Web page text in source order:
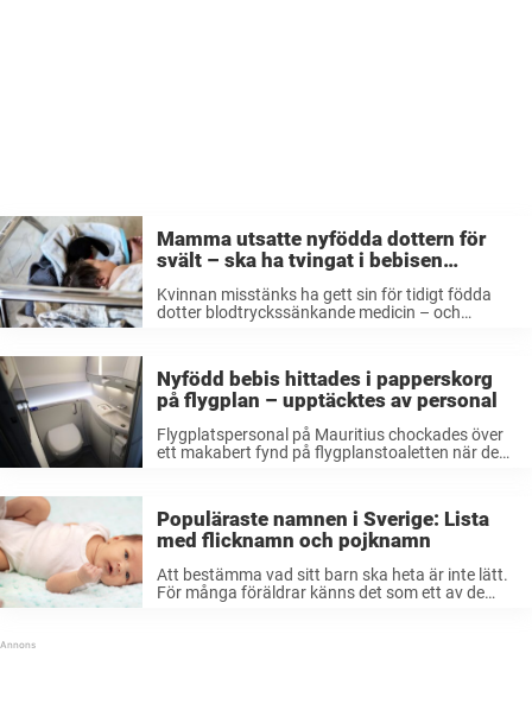
Mamma utsatte nyfödda dottern för
svält – ska ha tvingat i bebisen
Kvinnan misstänks ha gett sin för tidigt födda
dotter blodtryckssänkande medicin – och
under ...
Nyfödd bebis hittades i papperskorg
på flygplan – upptäcktes av personal
Flygplatspersonal på Mauritius chockades över
ett makabert fynd på flygplanstoaletten när de
upptäckten ...
Populäraste namnen i Sverige: Lista
med flicknamn och pojknamn
Att bestämma vad sitt barn ska heta är inte lätt.
För många föräldrar känns det som ett av de